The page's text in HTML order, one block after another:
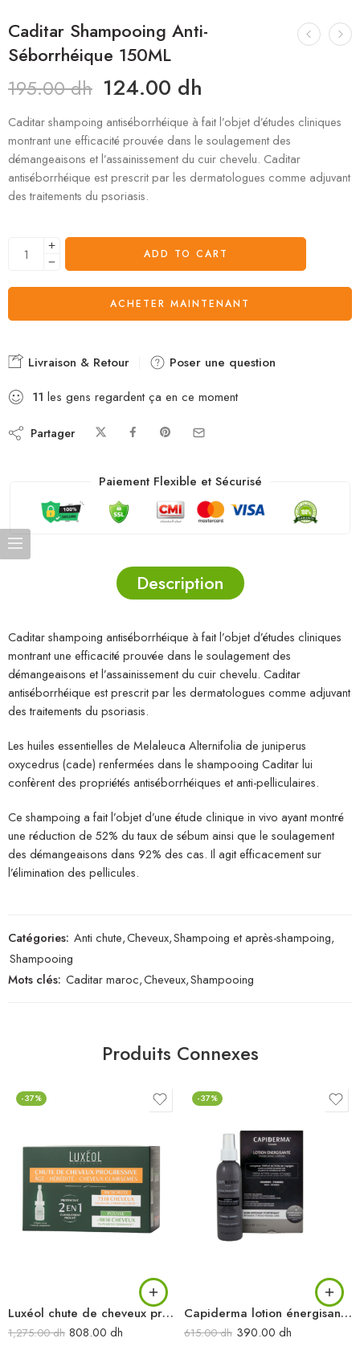
Caditar Shampooing Anti-
Séborrhéique 150ML
195.00dh 124.00 dh
Caditar shampoing antiséborrhéique à fait l’objet d’études cliniques
montrant une efficacité prouvée dans le soulagement des
démangeaisons et l’assainissement du cuir chevelu. Caditar
antiséborrhéique est prescrit par les dermatologues comme adjuvant
des traitements du psoriasis.
ADD TO CART
ACHETER MAINTENANT
Livraison & Retour
Poser une question
11 les gens regardent ça en ce moment
Partager
Paiement Flexible et Sécurisé
Description
Caditar shampoing antiséborrhéique à fait l’objet d’études cliniques
montrant une efficacité prouvée dans le soulagement des
démangeaisons et l’assainissement du cuir chevelu. Caditar
antiséborrhéique est prescrit par les dermatologues comme adjuvant
des traitements du psoriasis.
Les huiles essentielles de Melaleuca Alternifolia de juniperus
oxycedrus (cade) renfermées dans le shampooing Caditar lui
confèrent des propriétés antiséborrhéiques et anti-pelliculaires.
Ce shampoing a fait l’objet d’une étude clinique in vivo ayant montré
une réduction de 52% du taux de sébum ainsi que le soulagement
des démangeaisons dans 92% des cas. Il agit efficacement sur
l’élimination des pellicules.
Catégories: Anti chute,Cheveux,Shampoing et après-shampoing,
Shampooing
Mots clés: Caditar maroc,Cheveux,Shampooing
Produits Connexes
-37%
Luxéol chute de cheveux progressive 2 en 1 14 ampoules 6ml
1,275.00dh 808.00 dh
-37%
Capiderma lotion énergisant anti-chute 150 ml
615.00dh 390.00 dh